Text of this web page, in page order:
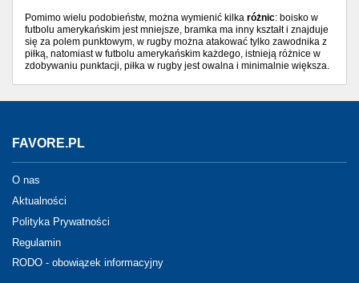
Pomimo wielu podobieństw, można wymienić kilka różnic: boisko w
futbolu amerykańskim jest mniejsze, bramka ma inny kształt i znajduje
się za polem punktowym, w rugby można atakować tylko zawodnika z
piłką, natomiast w futbolu amerykańskim każdego, istnieją różnice w
zdobywaniu punktacji, piłka w rugby jest owalna i minimalnie większa.
FAVORE.PL
O nas
Aktualności
Polityka Prywatności
Regulamin
RODO - obowiązek informacyjny